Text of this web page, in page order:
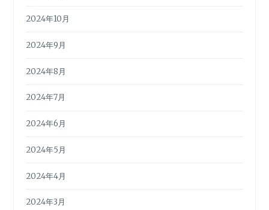
2024年10月
2024年9月
2024年8月
2024年7月
2024年6月
2024年5月
2024年4月
2024年3月